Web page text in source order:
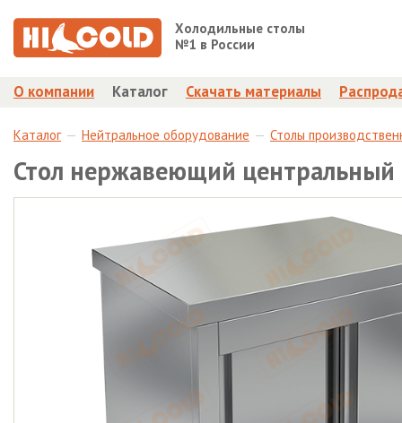
Холодильные столы
№1 в России
О компании Каталог Скачать материалы
Каталог Нейтральное оборудование Столы
Стол нержавеющий центральный